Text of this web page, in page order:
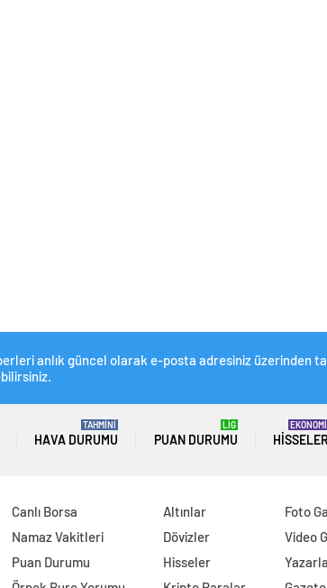
anlık güncel olarak e-posta adresiniz üzerinden
HAVA DURUMU
TAHMİNİ
PUAN DURUMU
LİG
HISSELER
EKONOMİ
Canlı Borsa
Namaz Vakitleri
Puan Durumu
Altınlar
Dövizler
Hisseler
Foto
Video